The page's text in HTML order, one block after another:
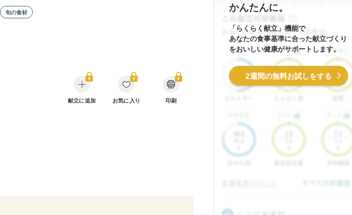
旬の食材
献立に追加 お気に入り 印刷
かんたんに。
「らくらく献立」機能で
あなたの食事基準に合った献立づくり
をおいしい健康がサポートします。
2週間の無料お試しをする